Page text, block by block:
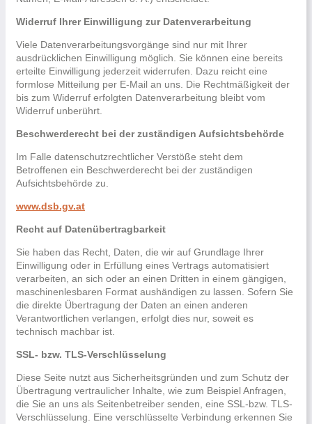
Widerruf Ihrer Einwilligung zur Datenverarbeitung
Viele Datenverarbeitungsvorgänge sind nur mit Ihrer
ausdrücklichen Einwilligung möglich. Sie können eine bereits
erteilte Einwilligung jederzeit widerrufen. Dazu reicht eine
formlose Mitteilung per E-Mail an uns. Die Rechtmäßigkeit der
bis zum Widerruf erfolgten Datenverarbeitung bleibt vom
Widerruf unberührt.
Beschwerderecht bei der zuständigen Aufsichtsbehörde
Im Falle datenschutzrechtlicher Verstöße steht dem
Betroffenen ein Beschwerderecht bei der zuständigen
Aufsichtsbehörde zu.
www.dsb.gv.at
Recht auf Datenübertragbarkeit
Sie haben das Recht, Daten, die wir auf Grundlage Ihrer
Einwilligung oder in Erfüllung eines Vertrags automatisiert
verarbeiten, an sich oder an einen Dritten in einem gängigen,
maschinenlesbaren Format aushändigen zu lassen. Sofern Sie
die direkte Übertragung der Daten an einen anderen
Verantwortlichen verlangen, erfolgt dies nur, soweit es
technisch machbar ist.
SSL- bzw. TLS-Verschlüsselung
Diese Seite nutzt aus Sicherheitsgründen und zum Schutz der
Übertragung vertraulicher Inhalte, wie zum Beispiel Anfragen,
die Sie an uns als Seitenbetreiber senden, eine SSL-bzw. TLS-
Verschlüsselung. Eine verschlüsselte Verbindung erkennen Sie